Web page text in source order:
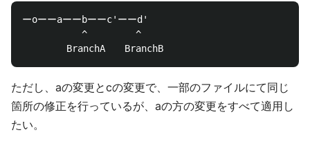
ーoーーaーーbーーc'ーーd'
^　　　　　^
ただし、aの変更とcの変更で、一部のファイルにて同じ
箇所の修正を行っているが、aの方の変更をすべて適用し
たい。